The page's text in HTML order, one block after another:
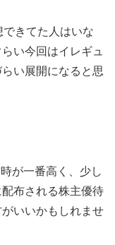
きてた人はいな
い今回はイレギュ
い展開になると思
が一番高く、少し
布される株主優待
いいかもしれませ